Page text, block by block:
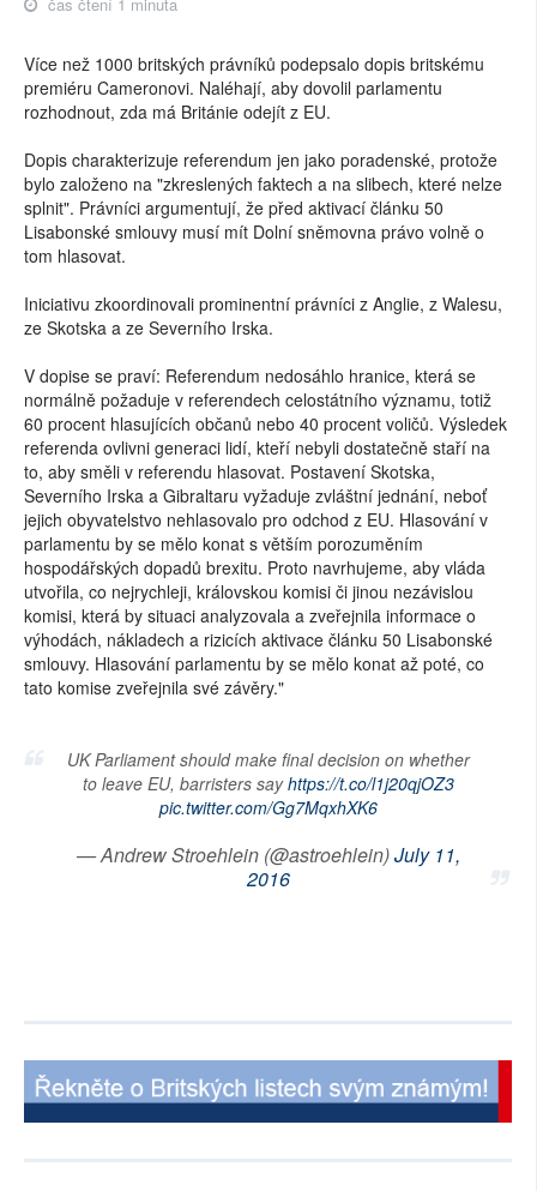
čas čtení 1 minuta
Více než 1000 britských právníků podepsalo dopis britskému
premiéru Cameronovi. Naléhají, aby dovolil parlamentu
rozhodnout, zda má Británie odejít z EU.
Dopis charakterizuje referendum jen jako poradenské, protože
bylo založeno na "zkreslených faktech a na slibech, které nelze
splnit". Právníci argumentují, že před aktivací článku 50
Lisabonské smlouvy musí mít Dolní sněmovna právo volně o
tom hlasovat.
Iniciativu zkoordinovali prominentní právníci z Anglie, z Walesu,
ze Skotska a ze Severního Irska.
V dopise se praví: Referendum nedosáhlo hranice, která se
normálně požaduje v referendech celostátního významu, totiž
60 procent hlasujících občanů nebo 40 procent voličů. Výsledek
referenda ovlivni generaci lidí, kteří nebyli dostatečně staří na
to, aby směli v referendu hlasovat. Postavení Skotska,
Severního Irska a Gibraltaru vyžaduje zvláštní jednání, neboť
jejich obyvatelstvo nehlasovalo pro odchod z EU. Hlasování v
parlamentu by se mělo konat s větším porozuměním
hospodářských dopadů brexitu. Proto navrhujeme, aby vláda
utvořila, co nejrychleji, královskou komisi či jinou nezávislou
komisi, která by situaci analyzovala a zveřejnila informace o
výhodách, nákladech a rizicích aktivace článku 50 Lisabonské
smlouvy. Hlasování parlamentu by se mělo konat až poté, co
tato komise zveřejnila své závěry."
UK Parliament should make final decision on whether
to leave EU, barristers sayhttps://t.co/l1j20qjOZ3
pic.twitter.com/Gg7MqxhXK6
— Andrew Stroehlein (@astroehlein)July 11,
2016